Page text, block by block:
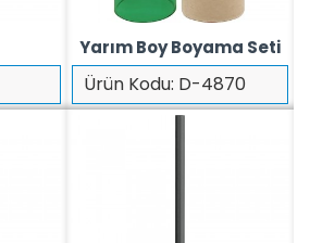
Ürün Kodu: D-4870
Yarım Boy Boyama Seti